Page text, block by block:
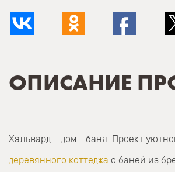
ОПИСАНИЕ
Хэльвард – дом - баня. Проект
деревянного коттеджа с баней из